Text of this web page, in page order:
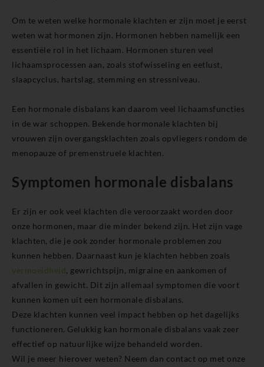
Om te weten welke hormonale klachten er zijn moet je eerst
weten wat hormonen zijn. Hormonen hebben namelijk een
essentiële rol in het lichaam. Hormonen sturen veel
lichaamsprocessen aan, zoals stofwisseling en eetlust,
slaapcyclus, hartslag, stemming en stressniveau.
Een hormonale disbalans kan daarom veel lichaamsfuncties
in de war schoppen. Bekende hormonale klachten bij
vrouwen zijn overgangsklachten zoals opvliegers rondom de
menopauze of premenstruele klachten.
Symptomen hormonale disbalans
Er zijn er ook veel klachten die veroorzaakt worden door
onze hormonen, maar die minder bekend zijn. Het zijn vage
klachten, die je ook zonder hormonale problemen zou
kunnen hebben. Daarnaast kun je klachten hebben zoals
vermoeidheid, gewrichtspijn, migraine en aankomen of
afvallen in gewicht. Dit zijn allemaal symptomen die voort
kunnen komen uit een hormonale disbalans.
Deze klachten kunnen veel impact hebben op het dagelijks
functioneren. Gelukkig kan hormonale disbalans vaak zeer
effectief op natuurlijke wijze behandeld worden.
Wil je meer hierover weten? Neem dan contact op met onze